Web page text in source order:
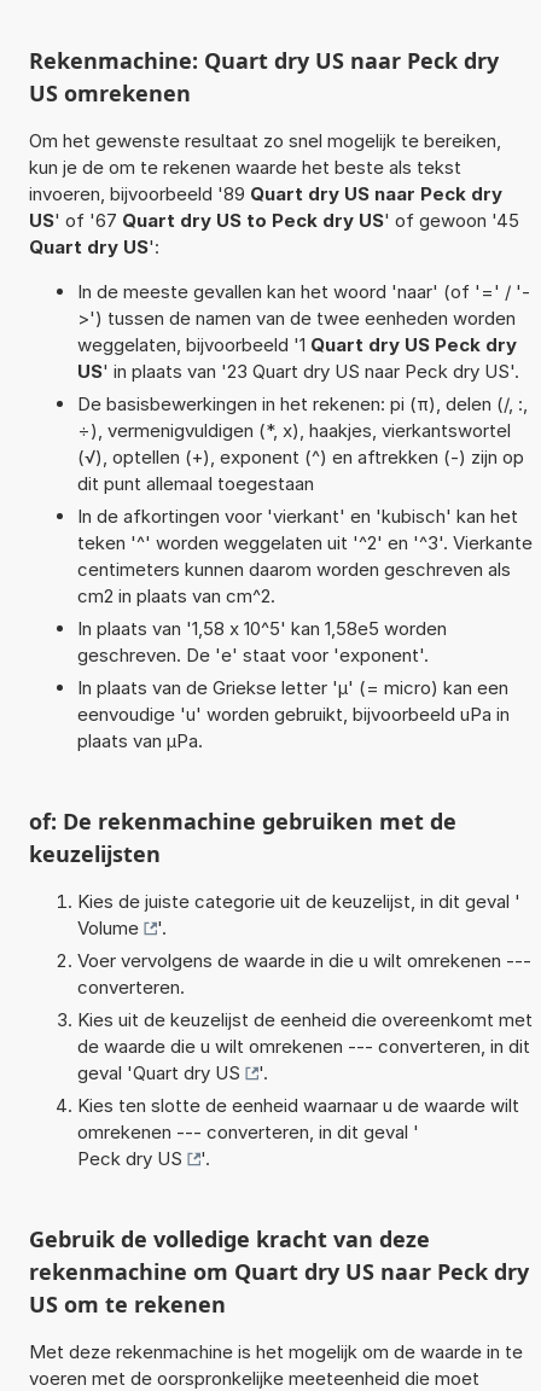
Rekenmachine: Quart dry US naar Peck dry
US omrekenen
Om het gewenste resultaat zo snel mogelijk te bereiken,
kun je de om te rekenen waarde het beste als tekst
invoeren, bijvoorbeeld '89 Quart dry US naar Peck dry
US' of '67 Quart dry US to Peck dry US' of gewoon '45
Quart dry US':
In de meeste gevallen kan het woord 'naar' (of '=' / '-
>') tussen de namen van de twee eenheden worden
weggelaten, bijvoorbeeld '1 Quart dry US Peck dry
US' in plaats van '23 Quart dry US naar Peck dry US'.
De basisbewerkingen in het rekenen: pi (π), delen (/, :,
÷), vermenigvuldigen (*, x), haakjes, vierkantswortel
(√), optellen (+), exponent (^) en aftrekken (-) zijn op
dit punt allemaal toegestaan
In de afkortingen voor 'vierkant' en 'kubisch' kan het
teken '^' worden weggelaten uit '^2' en '^3'. Vierkante
centimeters kunnen daarom worden geschreven als
cm2 in plaats van cm^2.
In plaats van '1,58 x 10^5' kan 1,58e5 worden
geschreven. De 'e' staat voor 'exponent'.
In plaats van de Griekse letter 'µ' (= micro) kan een
eenvoudige 'u' worden gebruikt, bijvoorbeeld uPa in
plaats van µPa.
of: De rekenmachine gebruiken met de
keuzelijsten
Kies de juiste categorie uit de keuzelijst, in dit geval '
Volume
'.
Voer vervolgens de waarde in die u wilt omrekenen ---
converteren.
Kies uit de keuzelijst de eenheid die overeenkomt met
de waarde die u wilt omrekenen --- converteren, in dit
geval 'Quart dry US
'.
Kies ten slotte de eenheid waarnaar u de waarde wilt
omrekenen --- converteren, in dit geval '
Peck dry US
'.
Gebruik de volledige kracht van deze
rekenmachine om Quart dry US naar Peck dry
US om te rekenen
Met deze rekenmachine is het mogelijk om de waarde in te
voeren met de oorspronkelijke meeteenheid die moet